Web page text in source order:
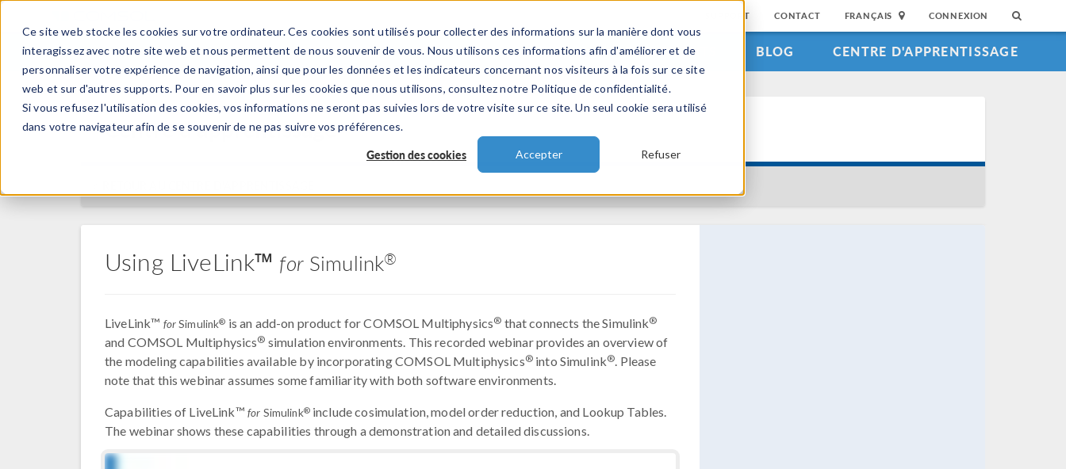
Ce site web stocke les cookies sur votre ordinateur. Ces cookies sont utilisés pour collecter des informations sur la manière dont vous
interagissez avec notre site web et nous permettent de nous souvenir de vous. Nous utilisons ces informations afin d'améliorer et de
personnaliser votre expérience de navigation, ainsi que pour les données et les indicateurs concernant nos visiteurs à la fois sur ce site
web et sur d'autres supports. Pour en savoir plus sur les cookies que nous utilisons, consultez notre Politique de confidentialité.
Si vous refusez l'utilisation des cookies, vos informations ne seront pas suivies lors de votre visite sur ce site. Un seul cookie sera utilisé
dans votre navigateur afin de se souvenir de ne pas suivre vos préférences.
Gestion des cookies Accepter Refuser
SUPPORT CONTACT FRANÇAIS CONNEXION
PRODUITS INDUSTRIES VIDEOS EVENEMENTS BLOG CENTRE D'APPRENTISSAGE
Centre d'apprentissage
Using LiveLink™ forSimulink®
LiveLink™ forSimulink® is an add-on product for COMSOL Multiphysics® that connects the Simulink®
and COMSOL Multiphysics® simulation environments. This recorded webinar provides an overview of
the modeling capabilities available by incorporating COMSOL Multiphysics®into Simulink®. Please
note that this webinar assumes some familiarity with both software environments.
Capabilities of LiveLink™ for Simulink®include cosimulation, model order reduction, and Lookup Tables.
The webinar shows these capabilities through a demonstration and detailed discussions.